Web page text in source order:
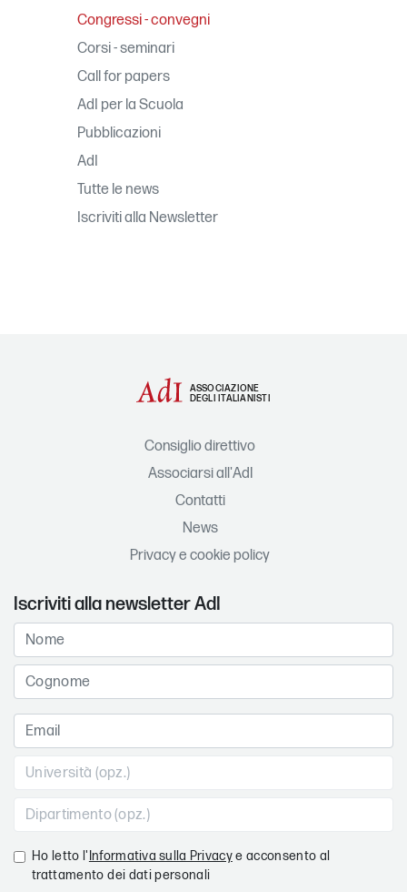
Congressi - convegni
Corsi - seminari
Call for papers
AdI per la Scuola
Pubblicazioni
AdI
Tutte le news
Iscriviti alla Newsletter
ASSOCIAZIONE
DEGLI ITALIANISTI
Consiglio direttivo
Associarsi all'AdI
Contatti
News
Privacy e cookie policy
Iscriviti alla newsletter AdI
Ho letto l' Informativa sulla Privacye acconsento al
trattamento dei dati personali